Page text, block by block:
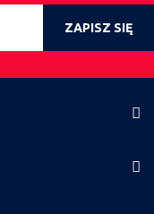
ZAPISZ SIĘ